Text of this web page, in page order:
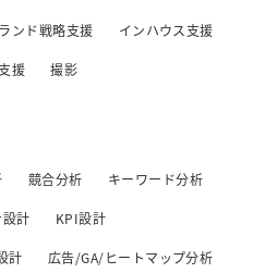
ンド戦略支援 インハウス支援
援 撮影
競合分析 キーワード分析
計 KPI設計
計 広告/GA/ヒートマップ分析